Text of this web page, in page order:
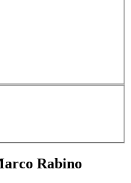
Rabino